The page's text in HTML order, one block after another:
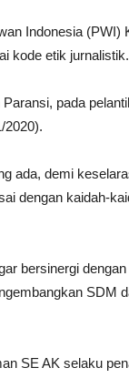
Indonesia (PWI)
kode etik jurnalistik.
pada
2020).
ada, demi
dengan kaidah-
bersinergi
SDM
SE AK selaku